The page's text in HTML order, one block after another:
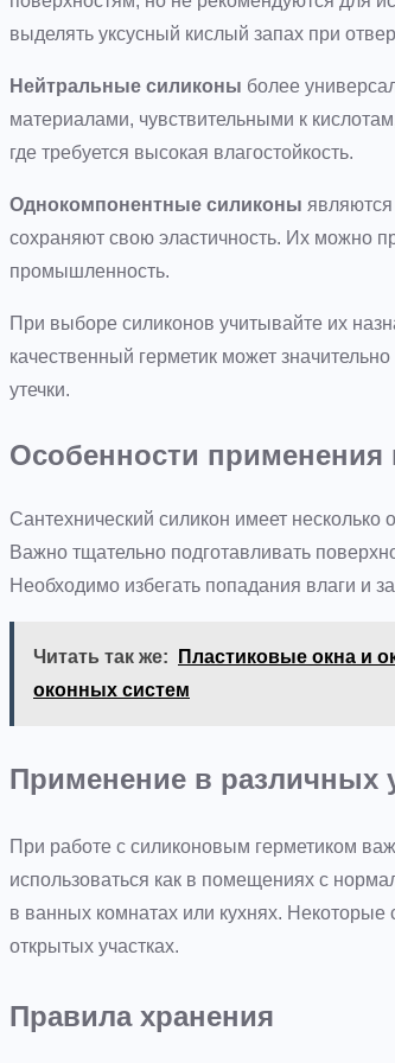
выделять уксусный кислый запах при
Нейтральные силиконы более
материалами, чувствительными к
где требуется высокая влагостойкость.
Однокомпонентные силиконы
сохраняют свою эластичность. Их можно
промышленность.
При выборе силиконов учитывайте их
качественный герметик может
утечки.
Особенности применения
Сантехнический силикон имеет
Важно тщательно подготавливать
Необходимо избегать попадания влаги и
Читать так же:
Пластиковые окна и
оконных систем
Применение в различных
При работе с силиконовым герметиком
использоваться как в помещениях с
в ванных комнатах или кухнях. Некоторые
открытых участках.
Правила хранения